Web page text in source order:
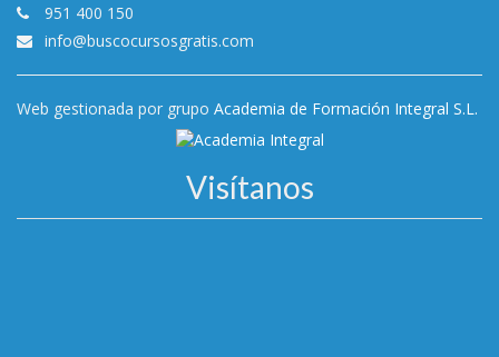
951 400 150
info@buscocursosgratis.com
Web gestionada por grupo Academia de Formación Integral S.L.
Visítanos